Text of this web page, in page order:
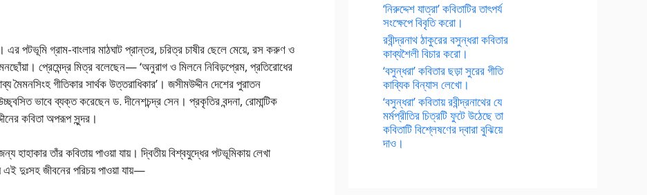
এর পটভূমি গ্রাম-বাংলার মাঠঘাট প্রান্তর, চরিত্র চাষীর ছেলে মেয়ে, রস করুণ ও
প্রেমেন্দ্র মিত্র বলেছেন— ‘অনুরাগ ও মিলনে নিবিড়প্রেম, প্রতিরোধের
গীতিকার সার্থক উত্তরাধিকার’। জসীমউদ্দীন দেশের পুরাতন
ভাবে ব্যক্ত করেছেন ড. দীনেশচন্দ্র সেন। প্রকৃতির বন্দনা, রোমান্টিক
কবিতা অপরূপ সুন্দর।
হাহাকার তাঁর কবিতায় পাওয়া যায়। দ্বিতীয় বিশ্বযুদ্ধের পটভূমিকায় লেখা
এই দুঃসহ জীবনের পরিচয় পাওয়া যায়—
‘নিরুদ্দেশ যাত্রা’ কবিতাটির তাৎপর্য
সংক্ষেপে বিবৃতি করো।
রবীন্দ্রনাথ ঠাকুরের বসুন্ধরা কবিতার
কাব্যশৈলী বিচার করো।
‘বসুন্ধরা’ কবিতার ছড়া সুরের গীতি
কাব্যিক বিন্যাস লেখো।
‘বসুন্ধরা’ কবিতায় রবীন্দ্রনাথের যে
মর্মপ্রীতির চিত্রটি ফুটে উঠেছে তা
কবিতাটি বিশ্লেষণের দ্বারা বুঝিয়ে
দাও।